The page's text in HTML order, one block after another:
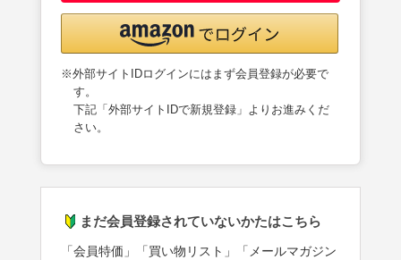
※外部サイトIDログインにはまず会員登録が必要で
す。
下記「外部サイトIDで新規登録」よりお進みくだ
さい。
まだ会員登録されていないかたはこちら
「会員特価」「買い物リスト」「メールマガジン